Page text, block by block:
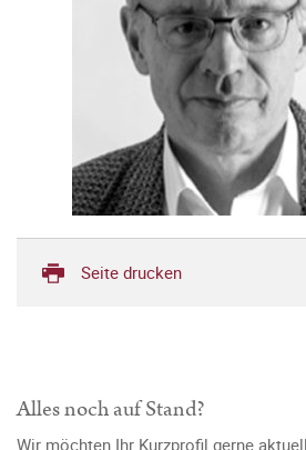
Seite drucken
Alles noch auf Stand?
Wir möchten Ihr Kurzprofil gerne